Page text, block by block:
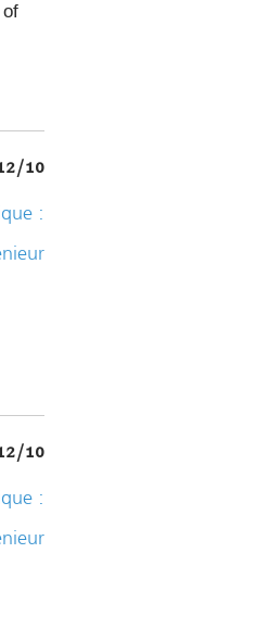
10
:
10
: